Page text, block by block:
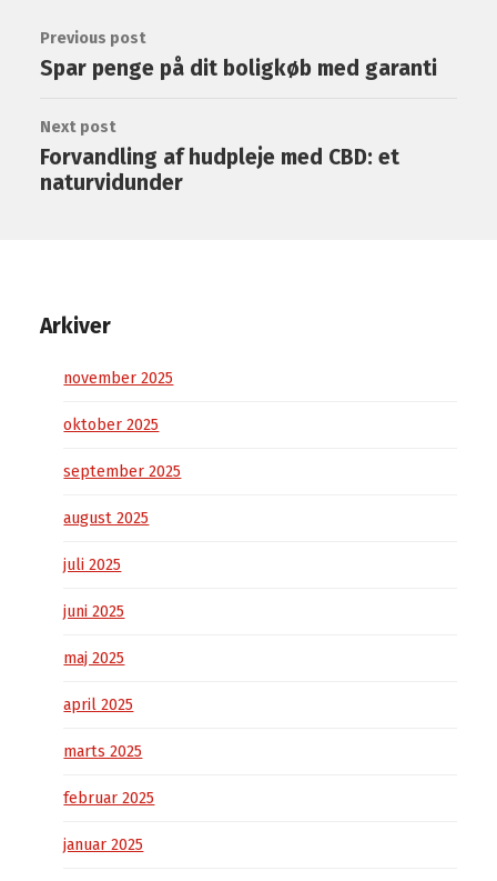
Previous post
Spar penge på dit boligkøb med garanti
Next post
Forvandling af hudpleje med CBD: et
naturvidunder
Arkiver
november 2025
oktober 2025
september 2025
august 2025
juli 2025
juni 2025
maj 2025
april 2025
marts 2025
februar 2025
januar 2025